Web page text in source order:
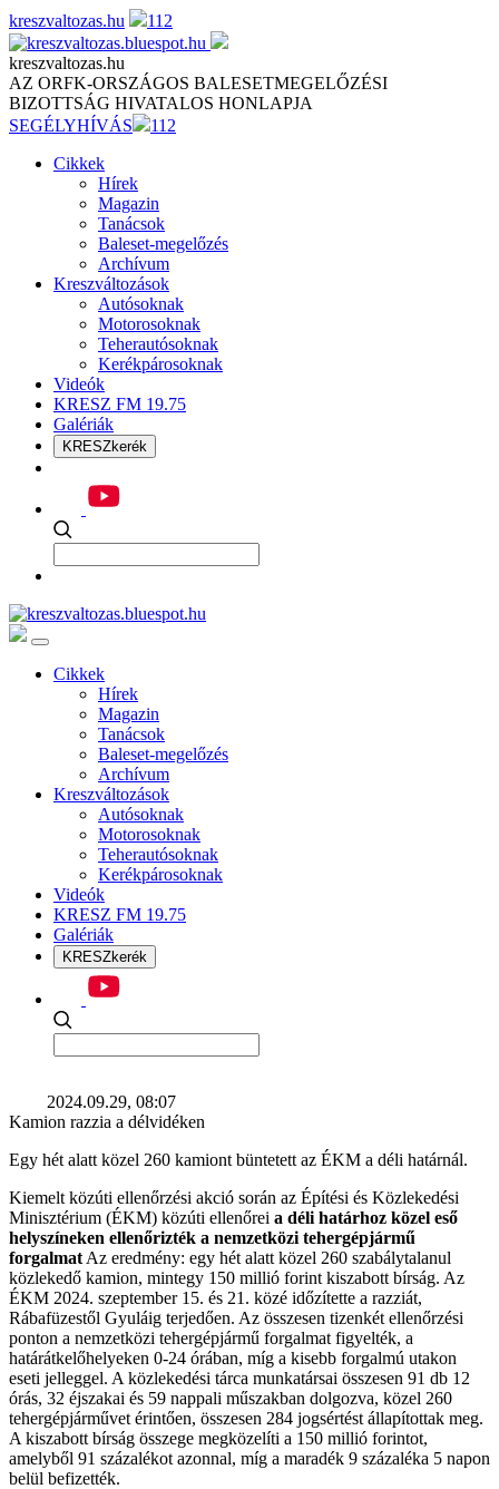
Skip
to
content
kreszvaltozas.hu 112
kreszvaltozas.hu
AZ ORFK-ORSZÁGOS BALESETMEGELŐZÉSI
BIZOTTSÁG HIVATALOS HONLAPJA
SEGÉLYHÍVÁS
112
Cikkek
Hírek
Magazin
Tanácsok
Baleset-megelőzés
Archívum
Kreszváltozások
Autósoknak
Motorosoknak
Teherautósoknak
Kerékpárosoknak
Videók
KRESZ FM 19.75
Galériák
KRESZkerék
Cikkek
Hírek
Magazin
Tanácsok
Baleset-megelőzés
Archívum
Kreszváltozások
Autósoknak
Motorosoknak
Teherautósoknak
Kerékpárosoknak
Videók
KRESZ FM 19.75
Galériák
KRESZkerék
2024.09.29, 08:07
Kamion razzia a délvidéken
Egy hét alatt közel 260 kamiont büntetett az ÉKM a déli határnál.
Kiemelt közúti ellenőrzési akció során az Építési és Közlekedési
Minisztérium (ÉKM) közúti ellenőrei a déli határhoz közel eső
helyszíneken ellenőrizték a nemzetközi tehergépjármű
forgalmat Az eredmény: egy hét alatt közel 260 szabálytalanul
közlekedő kamion, mintegy 150 millió forint kiszabott bírság. Az
ÉKM 2024. szeptember 15. és 21. közé időzítette a razziát,
Rábafüzestől Gyuláig terjedően. Az összesen tizenkét ellenőrzési
ponton a nemzetközi tehergépjármű forgalmat figyelték, a
határátkelőhelyeken 0-24 órában, míg a kisebb forgalmú utakon
eseti jelleggel. A közlekedési tárca munkatársai összesen 91 db 12
órás, 32 éjszakai és 59 nappali műszakban dolgozva, közel 260
tehergépjárművet érintően, összesen 284 jogsértést állapítottak meg.
A kiszabott bírság összege megközelíti a 150 millió forintot,
amelyből 91 százalékot azonnal, míg a maradék 9 százaléka 5 napon
belül befizették.